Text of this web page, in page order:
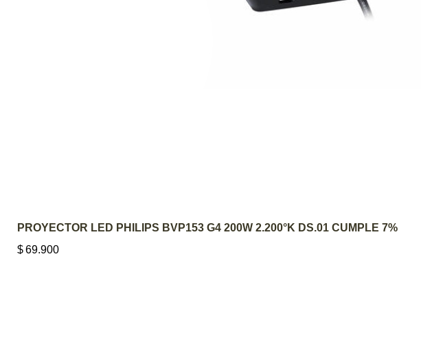
AGREGAR AL CARRITO
PROYECTOR LED PHILIPS BVP153 G4 200W 2.200°K DS.01 CUMPLE 7%
$69.900